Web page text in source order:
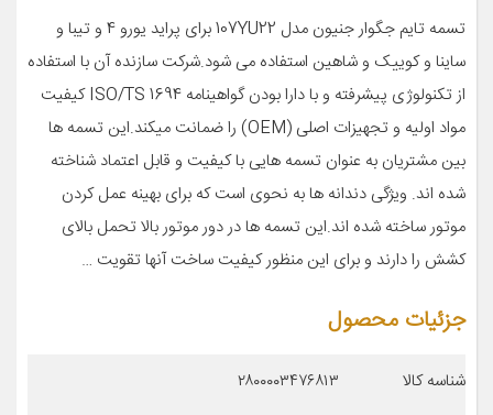
تسمه تایم جگوار جنیون مدل 107YU22 برای پراید یورو 4 و تیبا و
ساینا و کوییک و شاهین استفاده می شود.شرکت سازنده آن با استفاده
از تکنولوژی پیشرفته و با دارا بودن گواهینامه ISO/TS 1694 کیفیت
مواد اولیه و تجهیزات اصلی (OEM) را ضمانت میکند.این تسمه ها
بین مشتریان به عنوان تسمه هایی با کیفیت و قابل اعتماد شناخته
شده اند. ویژگی دندانه ها به نحوی است که برای بهینه عمل کردن
موتور ساخته شده اند.این تسمه ها در دور موتور بالا تحمل بالای
کشش را دارند و برای این منظور کیفیت ساخت آنها تقویت …
جزئیات محصول
شناسه کالا ۲۸۰۰۰۰۳۴۷۶۸۱۳